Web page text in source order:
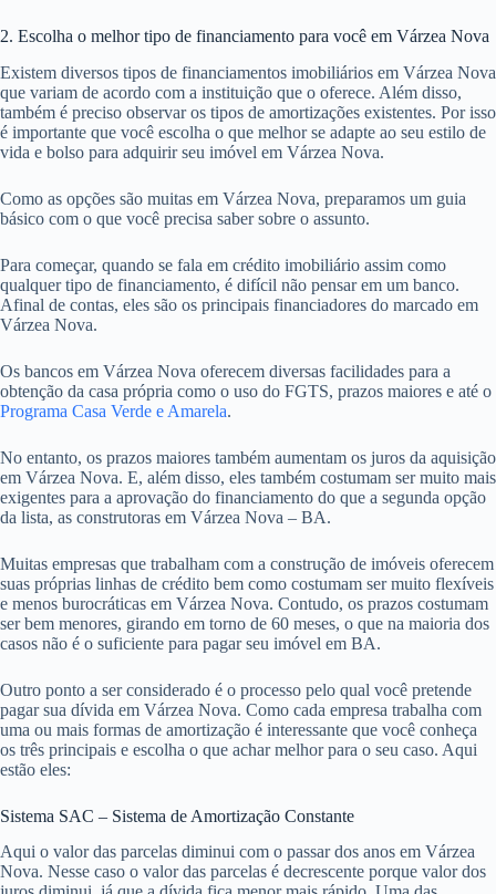
2. Escolha o melhor tipo de financiamento para você em Várzea Nova
Existem diversos tipos de financiamentos imobiliários em Várzea Nova
que variam de acordo com a instituição que o oferece. Além disso,
também é preciso observar os tipos de amortizações existentes. Por isso
é importante que você escolha o que melhor se adapte ao seu estilo de
vida e bolso para adquirir seu imóvel em Várzea Nova.
Como as opções são muitas em Várzea Nova, preparamos um guia
básico com o que você precisa saber sobre o assunto.
Para começar, quando se fala em crédito imobiliário assim como
qualquer tipo de financiamento, é difícil não pensar em um banco.
Afinal de contas, eles são os principais financiadores do marcado em
Várzea Nova.
Os bancos em Várzea Nova oferecem diversas facilidades para a
obtenção da casa própria como o uso do FGTS, prazos maiores e até o
Programa Casa Verde e Amarela.
No entanto, os prazos maiores também aumentam os juros da aquisição
em Várzea Nova. E, além disso, eles também costumam ser muito mais
exigentes para a aprovação do financiamento do que a segunda opção
da lista, as construtoras em Várzea Nova – BA.
Muitas empresas que trabalham com a construção de imóveis oferecem
suas próprias linhas de crédito bem como costumam ser muito flexíveis
e menos burocráticas em Várzea Nova. Contudo, os prazos costumam
ser bem menores, girando em torno de 60 meses, o que na maioria dos
casos não é o suficiente para pagar seu imóvel em BA.
Outro ponto a ser considerado é o processo pelo qual você pretende
pagar sua dívida em Várzea Nova. Como cada empresa trabalha com
uma ou mais formas de amortização é interessante que você conheça
os três principais e escolha o que achar melhor para o seu caso. Aqui
estão eles:
Sistema SAC – Sistema de Amortização Constante
Aqui o valor das parcelas diminui com o passar dos anos em Várzea
Nova. Nesse caso o valor das parcelas é decrescente porque valor dos